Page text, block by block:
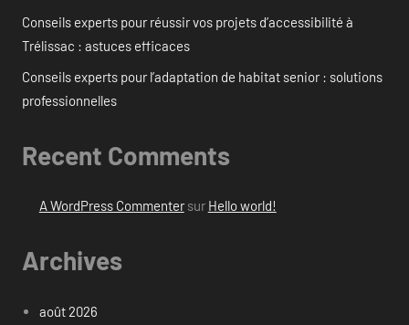
Conseils experts pour réussir vos projets d’accessibilité à
Trélissac : astuces efficaces
Conseils experts pour l’adaptation de habitat senior : solutions
professionnelles
Recent Comments
A WordPress Commentersur Hello world!
Archives
août 2026